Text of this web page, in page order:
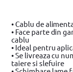
• Cablu de
• Face parte din
cablu
• Ideal pentru
• Se livreaza cu
taiere si slefuire